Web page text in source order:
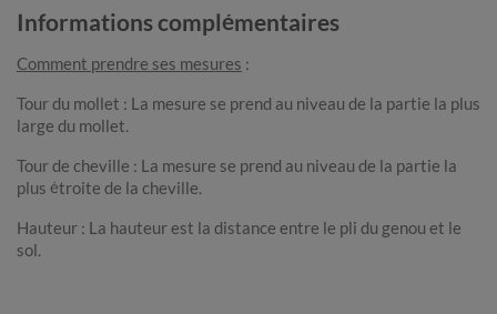
Informations complémentaires
Comment prendre ses mesures :
Tour du mollet : La mesure se prend au niveau de la partie la plus
large du mollet.
Tour de cheville : La mesure se prend au niveau de la partie la
plus étroite de la cheville.
Hauteur : La hauteur est la distance entre le pli du genou et le
sol.